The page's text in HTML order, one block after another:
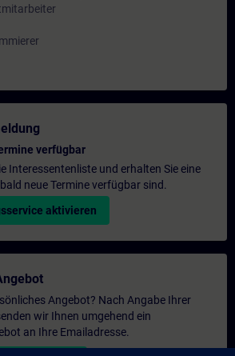
verfügbar
Interessentenliste und erhalten Sie eine
neue Termine verfügbar sind.
aktivieren
Angebot? Nach Angabe Ihrer
wir Ihnen umgehend ein
an Ihre Emailadresse.